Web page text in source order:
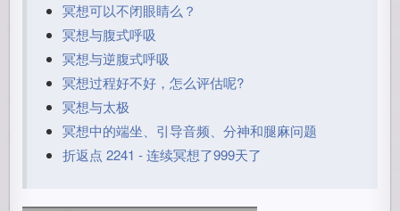
冥想可以不闭眼睛么？
冥想与腹式呼吸
冥想与逆腹式呼吸
冥想过程好不好，怎么评估呢?
冥想与太极
冥想中的端坐、引导音频、分神和腿麻问题
折返点 2241 - 连续冥想了999天了